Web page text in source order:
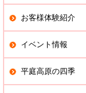
お客様体験紹介
イベント情報
平庭高原の四季